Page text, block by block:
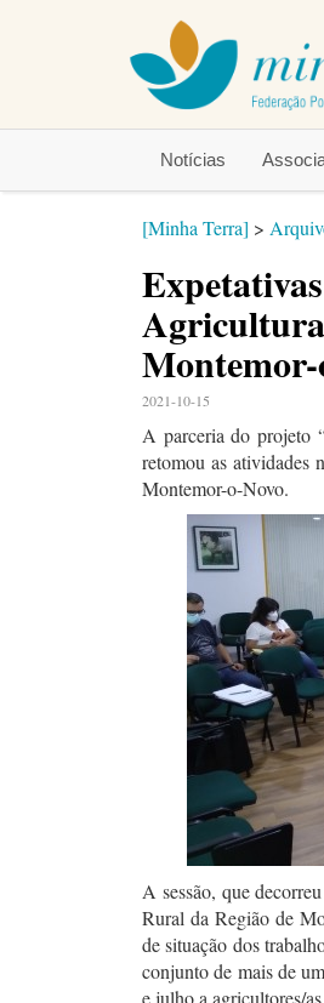
Notícias
[Minha Terra] >
2021-10-15
A parceria do projeto
retomou as atividades
Montemor-o-Novo.
A sessão, que
Rural da Região de
de situação dos
conjunto de mais de
e julho a agricultores/